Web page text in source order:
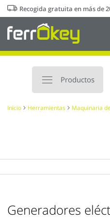
Ir
al
contenido
Recogida gratuita en más de
Productos
Inicio Herramientas Maquinaria
Generadores